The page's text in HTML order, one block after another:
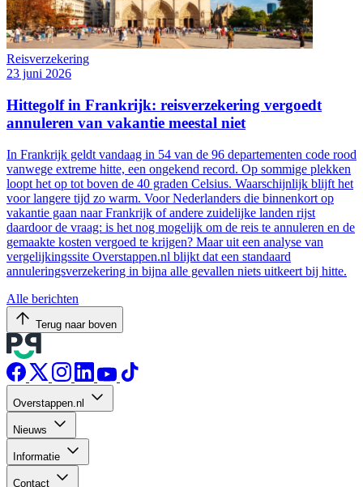
Reisverzekering
23 juni 2026
Hittegolf in Frankrijk: reisverzekering vergoedt
annuleren van vakantie meestal niet
In Frankrijk geldt vandaag in 54 van de 96 departementen code rood
vanwege extreme hitte, een ongekend record. Op sommige plekken
loopt het op tot boven de 40 graden Celsius. Waarschijnlijk blijft het
voor langere tijd zo warm. Voor Nederlanders die binnenkort op
vakantie gaan naar Frankrijk of andere zuidelijke landen rijst
daardoor de vraag: is het nog mogelijk om de reis te annuleren en de
gemaakte kosten vergoed te krijgen? Maar uit een analyse van
vergelijkingssite Overstappen.nl blijkt dat een standaard
annuleringsverzekering in bijna alle gevallen niets uitkeert bij hitte.
Alle berichten
Terug naar boven
Overstappen.nl
Nieuws
Informatie
Contact